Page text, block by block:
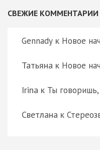
СВЕЖИЕ КОММЕНТАРИИ
Gennady к Новое
Татьяна к Новое
Irina к Ты
Светлана к